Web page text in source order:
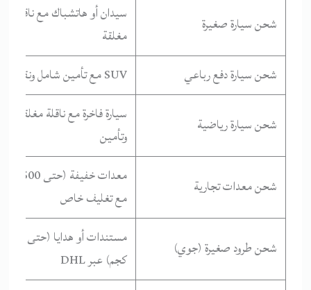
شحن سيارة صغيرة
سيدان أو هاتشباك مع ناقلة
مغلقة
شحن سيارة دفع رباعي
SUV مع تأمين شامل ونقل آمن
شحن سيارة رياضية
سيارة فاخرة مع ناقلة مغلقة
وتأمين
شحن معدات تجارية
مع تغليف خاص
شحن طرود صغيرة (جوي)
كجم) عبر DHL